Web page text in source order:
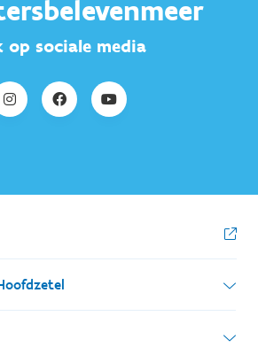
op sociale media